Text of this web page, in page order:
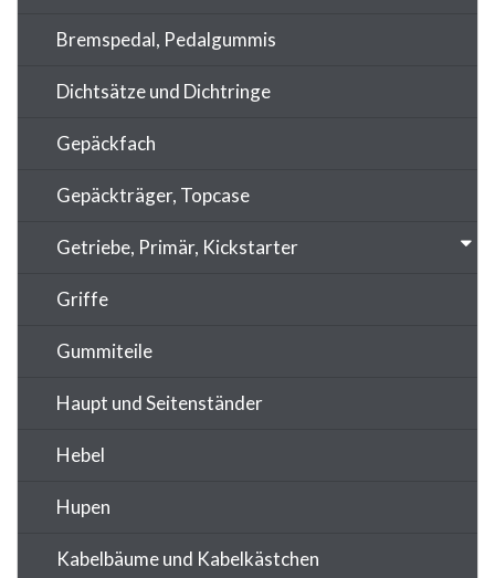
Bremspedal, Pedalgummis
Dichtsätze und Dichtringe
Gepäckfach
Gepäckträger, Topcase
Getriebe, Primär, Kickstarter
Griffe
Gummiteile
Haupt und Seitenständer
Hebel
Hupen
Kabelbäume und Kabelkästchen